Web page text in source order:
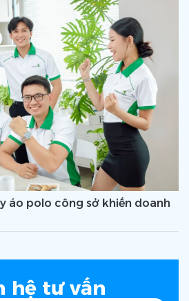
áo polo công sở khiến doanh
hệ tư vấn